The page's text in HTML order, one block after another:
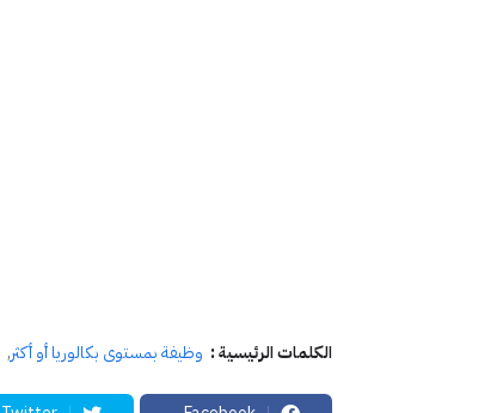
الكلمات الرئيسية : وظيفة بمستوى بكالوريا أو أكثر